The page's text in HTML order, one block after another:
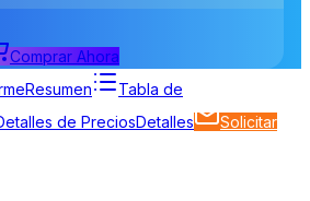
Comprar Ahora
Resumen
Tabla de
de PreciosDetalles
Solicitar